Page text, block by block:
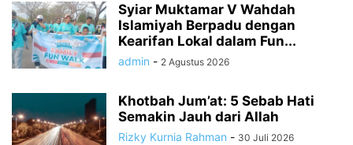
Syiar Muktamar V Wahdah
Islamiyah Berpadu dengan
Kearifan Lokal dalam Fun...
admin - 2 Agustus 2026
Khotbah Jum’at: 5 Sebab Hati
Semakin Jauh dari Allah
Rizky Kurnia Rahman - 30 Juli 2026